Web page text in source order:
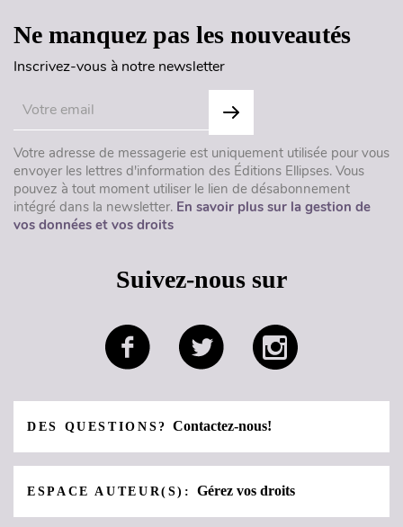
Ne manquez pas les nouveautés
Inscrivez-vous à notre newsletter
Votre adresse de messagerie est uniquement utilisée pour vous
envoyer les lettres d'information des Éditions Ellipses. Vous
pouvez à tout moment utiliser le lien de désabonnement
intégré dans la newsletter. En savoir plus sur la gestion de
vos données et vos droits
Suivez-nous sur
DES QUESTIONS?Contactez-nous!
ESPACE AUTEUR(S):Gérez vos droits